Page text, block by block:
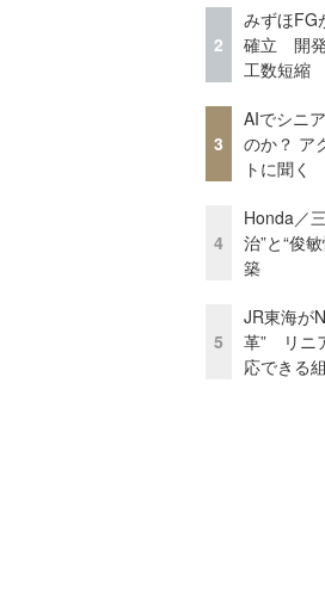
2
みずほFG
確立 開発
工数短縮
3
AIでシニ
のか？ ア
トに聞く
4
Honda／
治”と“俊
築
5
JR東海が
革” リニ
応できる